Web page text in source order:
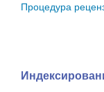
Процедура